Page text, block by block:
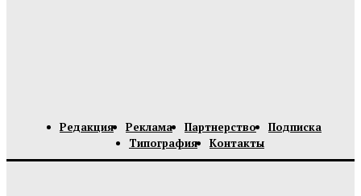
Редакция Реклама Партнерство
Подписка
Типография
Контакты